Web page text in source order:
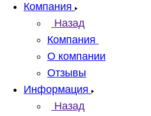
Компания
Назад
Компания
О компании
Отзывы
Информация
Назад